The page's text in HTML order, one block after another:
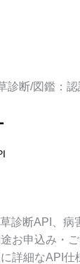
診断/図鑑：認
診断API 、
お申込み・ご
詳細なAPI 仕